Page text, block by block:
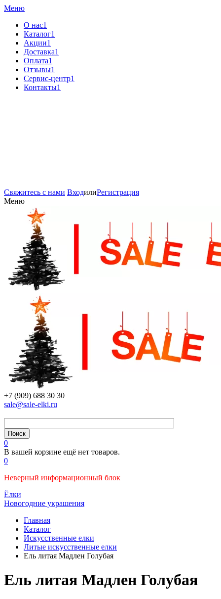
Меню
О нас1
Каталог1
Акции1
Доставка1
Оплата1
Отзывы1
Сервис-центр1
Контакты1
Свяжитесь с нами ВходилиРегистрация
Меню
+7 (909) 688 30 30
sale@sale-elki.ru
0
В вашей корзине ещё нет товаров.
0
Неверный информационный блок
Ёлки
Новогодние украшения
Главная
Каталог
Искусственные елки
Литые искусственные елки
Ель литая Мадлен Голубая
Ель литая Мадлен Голубая